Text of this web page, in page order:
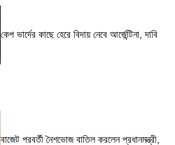
কেপ ভার্দের কাছে হেরে বিদায় নেবে আর্জেন্টিনা, দাবি
বাজেট পরবর্তী নৈশভোজ বাতিল করলেন প্রধানমন্ত্রী,